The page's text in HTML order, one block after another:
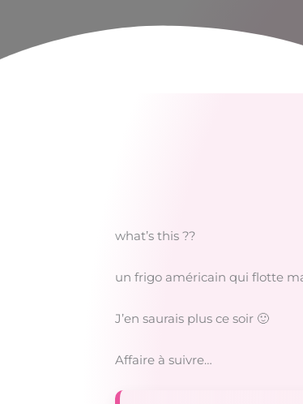
what’s this ??
un frigo américain qui flotte
J’en saurais plus ce soir 🙂
Affaire à suivre…